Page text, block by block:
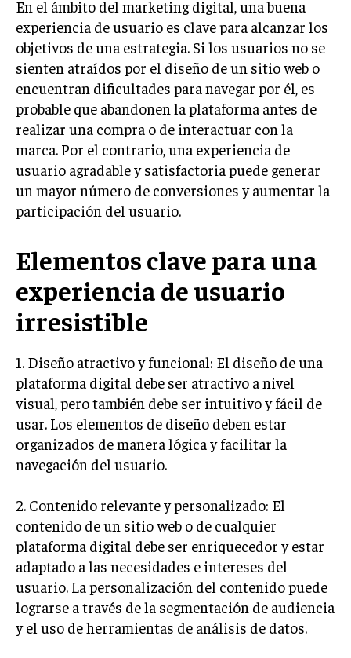
GESTIÓN DE MARCA
INVESTIGACIÓN DE MERCADO
ANÁLISIS DE COMPETENCIA
GESTIÓN DE CLIENTES
EMPRENDIMIENTO
INNOVACIÓN EMPRESARIAL
GESTIÓN DEL CAMBIO
LIDERAZGO
EMPRENDIMIENTO
PLANIFICACIÓN EMPRESARIAL
GESTIÓN DE RECURSOS FINANCIEROS
INVERSIONES Y MERCADOS FINANCIEROS
CONTABILIDAD EMPRESARIAL
ECONOMÍA EMPRESARIAL
INTERNACIONAL
NEGOCIOS INTERNACIONALES
COMERCIO INTERNACIONAL
EXPANSIÓN GLOBAL
IMPORTACIÓN Y EXPORTACIÓN
En el ámbito del marketing digital, una buena
experiencia de usuario es clave para alcanzar los
objetivos de una estrategia. Si los usuarios no se
sienten atraídos por el diseño de un sitio web o
encuentran dificultades para navegar por él, es
probable que abandonen la plataforma antes de
realizar una compra o de interactuar con la
marca. Por el contrario, una experiencia de
usuario agradable y satisfactoria puede generar
un mayor número de conversiones y aumentar la
participación del usuario.
Elementos clave para una
experiencia de usuario
irresistible
1. Diseño atractivo y funcional: El diseño de una
plataforma digital debe ser atractivo a nivel
visual, pero también debe ser intuitivo y fácil de
usar. Los elementos de diseño deben estar
organizados de manera lógica y facilitar la
navegación del usuario.
2. Contenido relevante y personalizado: El
contenido de un sitio web o de cualquier
plataforma digital debe ser enriquecedor y estar
adaptado a las necesidades e intereses del
usuario. La personalización del contenido puede
lograrse a través de la segmentación de audiencia
y el uso de herramientas de análisis de datos.